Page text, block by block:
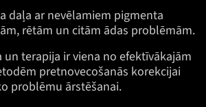
daļa ar nevēlamiem pigmenta
rētām un citām ādas problēmām.
un terapija ir viena no efektīvākajām
pretnovecošanās korekcijai
problēmu ārstēšanai.